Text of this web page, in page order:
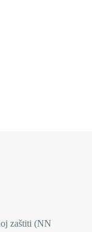
zaštiti (NN